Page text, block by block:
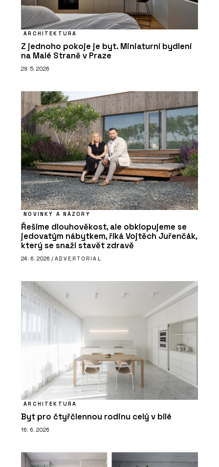
ARCHITEKTURA
Z jednoho pokoje je byt. Miniaturní bydlení
na Malé Straně v Praze
29. 5. 2026
NOVINKY A NÁZORY
Řešíme dlouhověkost, ale obklopujeme se
jedovatým nábytkem, říká Vojtěch Juřenčák,
který se snaží stavět zdravě
24. 6. 2026 / ADVERTORIAL
ARCHITEKTURA
Byt pro čtyřčlennou rodinu celý v bílé
16. 6. 2026